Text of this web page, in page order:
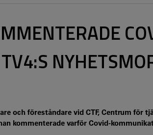
och föreståndare vid CTF, Centrum för
kommenterade varför Covid-